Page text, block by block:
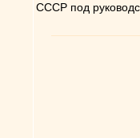
СССР под